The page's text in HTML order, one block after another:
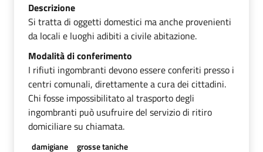
Descrizione
Si tratta di oggetti domestici ma anche provenienti
da locali e luoghi adibiti a civile abitazione.
Modalità di conferimento
I rifiuti ingombranti devono essere conferiti presso i
centri comunali, direttamente a cura dei cittadini.
Chi fosse impossibilitato al trasporto degli
ingombranti può usufruire del servizio di ritiro
domiciliare su chiamata.
damigiane grosse taniche